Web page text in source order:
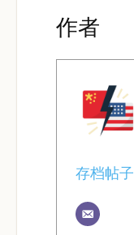
作者
存档帖子